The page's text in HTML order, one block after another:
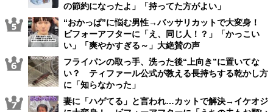
の節約になったよ」「持ってた方がよい」
“おかっぱ”に悩む男性→バッサリカットで大変身！
ビフォーアフターに「え、同じ人！？」「かっこい
い」「爽やかすぎる～」大絶賛の声
フライパンの取っ手、洗った後“上向き”に置いてな
い？ ティファール公式が教える長持ちする乾かし方
に「知らなかった」
妻に「ハゲてる」と言われ…カットで解決→イケオジ